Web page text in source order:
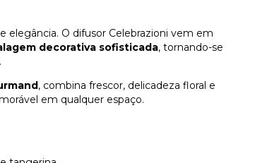
elegância. O difusor Celebrazioni vem em
decorativa sofisticada, tornando-se
, combina frescor, delicadeza floral e
em qualquer espaço.